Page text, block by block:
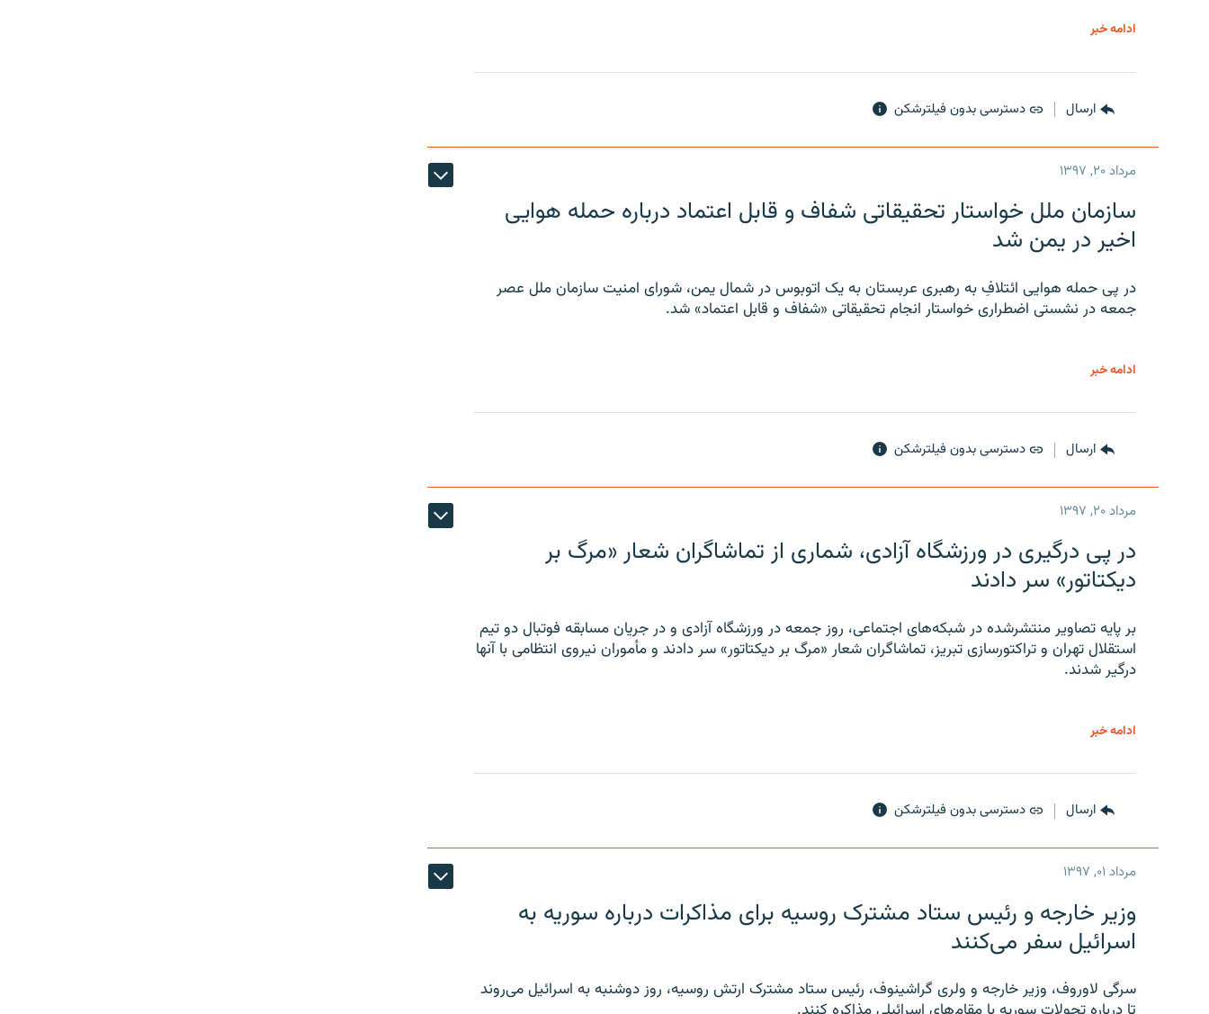
ادامه خبر
ارسال دسترسی بدون فیلترشکن
مرداد ۲۰, ۱۳۹۷
سازمان ملل خواستار تحقیقاتی شفاف و قابل اعتماد درباره حمله هوایی
اخیر در یمن شد
در پی حمله هوایی ائتلافِ به رهبری عربستان به یک اتوبوس در شمال یمن، شورای امنیت سازمان ملل عصر
جمعه در نشستی اضطراری خواستار انجام تحقیقاتی «شفاف و قابل اعتماد» شد.
ادامه خبر
ارسال دسترسی بدون فیلترشکن
مرداد ۲۰, ۱۳۹۷
در پی درگیری در ورزشگاه آزادی، شماری از تماشاگران شعار «مرگ بر
دیکتاتور» سر دادند
بر پایه تصاویر منتشرشده در شبکه‌های اجتماعی، روز جمعه در ورزشگاه آزادی و در جریان مسابقه فوتبال دو تیم
استقلال تهران و تراکتورسازی تبریز، تماشاگران شعار «مرگ بر دیکتاتور» سر دادند و مأموران نیروی انتظامی با آنها
درگیر شدند.
ادامه خبر
ارسال دسترسی بدون فیلترشکن
مرداد ۰۱, ۱۳۹۷
وزیر خارجه و رئیس‌ ستاد مشترک روسیه برای مذاکرات درباره سوریه به
اسرائیل سفر می‌کنند
سرگی لاوروف، وزیر خارجه و ولری گراشینوف، رئیس ستاد مشترک ارتش روسیه، روز دوشنبه به اسرائیل می‌روند